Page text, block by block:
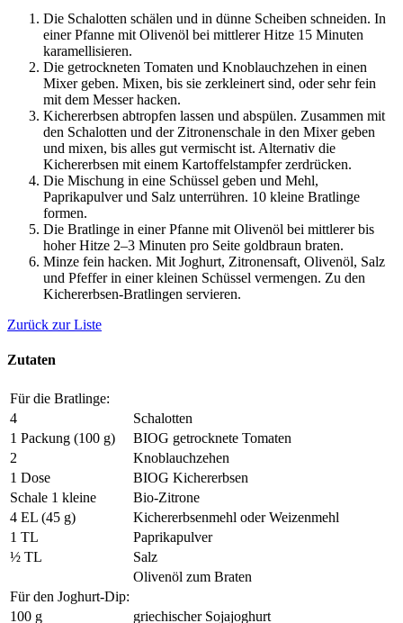
Die Schalotten schälen und in dünne Scheiben schneiden. In
einer Pfanne mit Olivenöl bei mittlerer Hitze 15 Minuten
karamellisieren.
Die getrockneten Tomaten und Knoblauchzehen in einen
Mixer geben. Mixen, bis sie zerkleinert sind, oder sehr fein
mit dem Messer hacken.
Kichererbsen abtropfen lassen und abspülen. Zusammen mit
den Schalotten und der Zitronenschale in den Mixer geben
und mixen, bis alles gut vermischt ist. Alternativ die
Kichererbsen mit einem Kartoffelstampfer zerdrücken.
Die Mischung in eine Schüssel geben und Mehl,
Paprikapulver und Salz unterrühren. 10 kleine Bratlinge
formen.
Die Bratlinge in einer Pfanne mit Olivenöl bei mittlerer bis
hoher Hitze 2–3 Minuten pro Seite goldbraun braten.
Minze fein hacken. Mit Joghurt, Zitronensaft, Olivenöl, Salz
und Pfeffer in einer kleinen Schüssel vermengen. Zu den
Kichererbsen-Bratlingen servieren.
Zurück zur Liste
Zutaten
Für die Bratlinge:
4
Schalotten
1 Packung (100 g)
BIOG getrocknete Tomaten
2
Knoblauchzehen
1 Dose
BIOG Kichererbsen
Schale 1 kleine
Bio-Zitrone
4 EL (45 g)
Kichererbsenmehl oder Weizenmehl
1 TL
Paprikapulver
½ TL
Salz
Olivenöl zum Braten
Für den Joghurt-Dip:
100 g
griechischer Sojajoghurt